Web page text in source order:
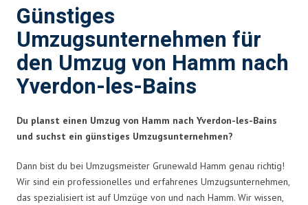
Günstiges
Umzugsunternehmen für
den Umzug von Hamm nach
Yverdon-les-Bains
Du planst einen Umzug von Hamm nach Yverdon-les-Bains
und suchst ein günstiges Umzugsunternehmen?
Dann bist du bei Umzugsmeister Grunewald Hamm genau richtig!
Wir sind ein professionelles und erfahrenes Umzugsunternehmen,
das spezialisiert ist auf Umzüge von und nach Hamm. Wir wissen,